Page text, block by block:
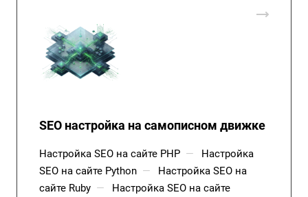
SEO настройка на самописном движке
Настройка SEO на сайте PHP —
Настройка
SEO на сайте Python —
Настройка SEO на
сайте Ruby —
Настройка SEO на сайте